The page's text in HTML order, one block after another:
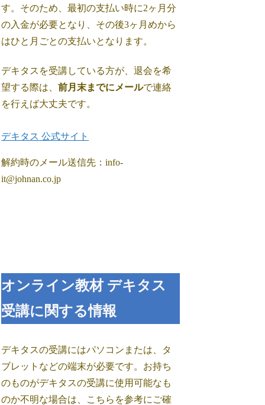
す。そのため、最初の支払い時に2ヶ月分
の入金が必要となり、その後3ヶ月めから
はひと月ごとの支払いとなります。
デキタスを受講している方が、退会を希
望する際は、前月末までにメールで連絡
を行えば大丈夫です。
デキタス 公式サイト
解約時のメール送信先：info-
it@johnan.co.jp
オンライン教材 デキタス
受講に関する情報
デキタスの受講にはパソコンまたは、タ
ブレットなどの端末が必要です。お持ち
のものがデキタスの受講に使用可能なも
のか不明な場合は、こちらを参考にご確